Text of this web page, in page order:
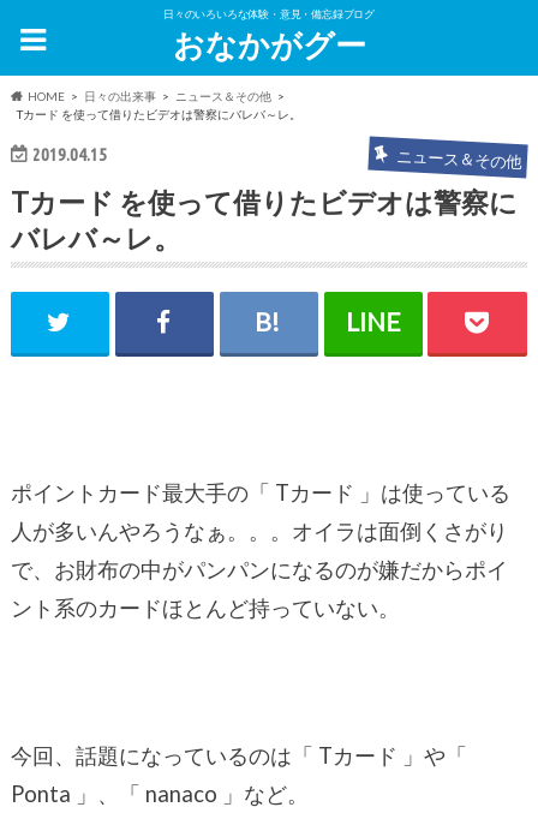
日々のいろいろな体験・意見・備忘録ブログ
おなかがグー
HOME 日々の出来事
ニュース＆その他
Tカード を使って借りたビデオは警察にバレバ～レ。
2019.04.15 ニュース＆その他
Tカード を使って借りたビデオは警察に
バレバ～レ。
ポイントカード最大手の「 Tカード 」は使っている
人が多いんやろうなぁ。。。オイラは面倒くさがり
で、お財布の中がパンパンになるのが嫌だからポイ
ント系のカードほとんど持っていない。
今回、話題になっているのは「 Tカード 」や「
Ponta 」、「 nanaco 」など。